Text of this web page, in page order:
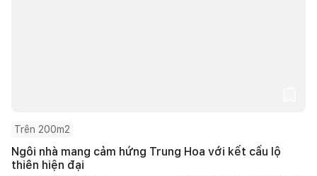
Trên 200m2
Ngôi nhà mang cảm hứng Trung Hoa với kết cấu lộ
thiên hiện đại